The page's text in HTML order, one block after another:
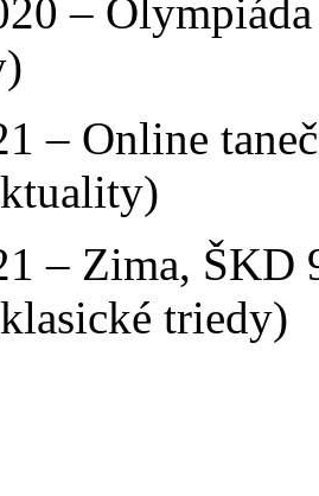
–
– Online
– Zima, ŠKD
triedy)